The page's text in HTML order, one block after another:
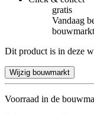
gratis
Vandaag
bouwmarkt
Dit product is in deze
Wijzig bouwmarkt
Voorraad in de